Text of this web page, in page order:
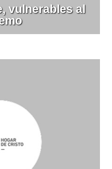
vulnerables al